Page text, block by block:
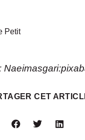
Petit
CET